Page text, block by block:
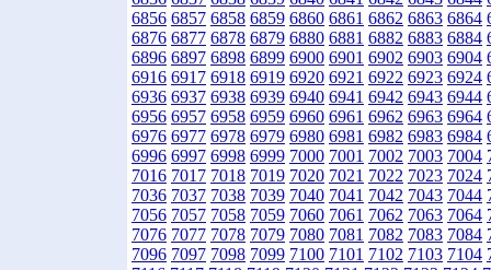
6856 6857 6858 6859 6860 6861 6862 6863 6864
6876 6877 6878 6879 6880 6881 6882 6883 6884
6896 6897 6898 6899 6900 6901 6902 6903 6904
6916 6917 6918 6919 6920 6921 6922 6923 6924
6936 6937 6938 6939 6940 6941 6942 6943 6944
6956 6957 6958 6959 6960 6961 6962 6963 6964
6976 6977 6978 6979 6980 6981 6982 6983 6984
6996 6997 6998 6999 7000 7001 7002 7003 7004
7016 7017 7018 7019 7020 7021 7022 7023 7024
7036 7037 7038 7039 7040 7041 7042 7043 7044
7056 7057 7058 7059 7060 7061 7062 7063 7064
7076 7077 7078 7079 7080 7081 7082 7083 7084
7096 7097 7098 7099 7100 7101 7102 7103 7104